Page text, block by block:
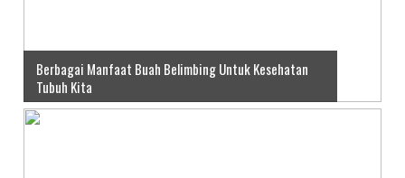
Berbagai Manfaat Buah Belimbing Untuk Kesehatan
Tubuh Kita